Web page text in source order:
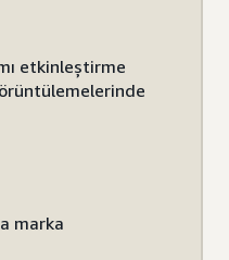
etkinleştirme
marka